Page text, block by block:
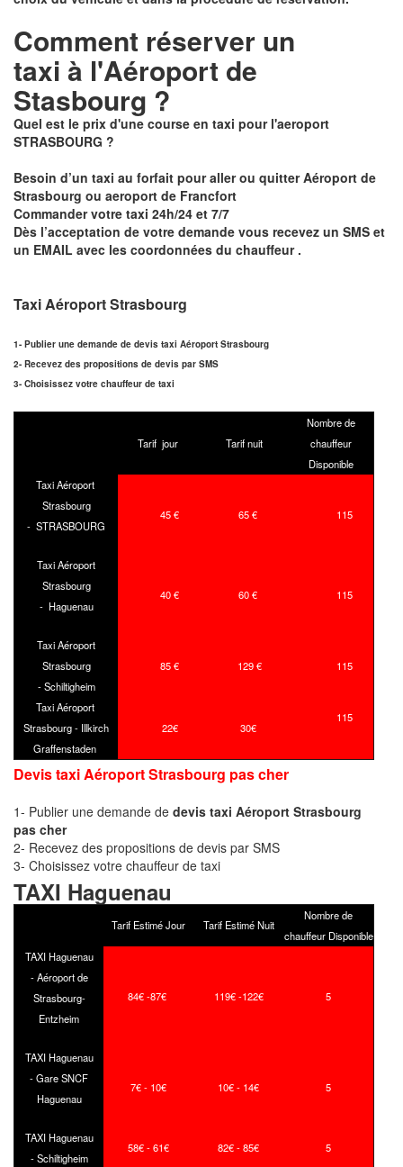
Comment réserver un
taxi à l'Aéroport de
Stasbourg ?
Quel est le prix d'une course en taxi pour l'aeroport
STRASBOURG ?
Besoin d’un taxi au forfait pour aller ou quitter Aéroport de
Strasbourg ou aeroport de Francfort
Commander votre taxi 24h/24 et 7/7
Dès l’acceptation de votre demande vous recevez un SMS et
un EMAIL avec les coordonnées du chauffeur .
Taxi Aéroport Strasbourg
1- Publier une demande de devis taxi Aéroport Strasbourg
2- Recevez des propositions de devis par SMS
3- Choisissez votre chauffeur de taxi
Tarif jour Tarif nuit
Nombre de
chauffeur
Disponible
Taxi Aéroport
Strasbourg
- STRASBOURG
45 € 65 € 115
Taxi Aéroport
Strasbourg
- Haguenau
40 € 60 € 115
Taxi Aéroport
Strasbourg
- Schiltigheim
85 € 129 € 115
Taxi Aéroport
Strasbourg - Illkirch
Graffenstaden
22€ 30€
115
Devis taxi Aéroport Strasbourg pas cher
1- Publier une demande de devis taxi Aéroport Strasbourg
pas cher
2- Recevez des propositions de devis par SMS
3- Choisissez votre chauffeur de taxi
TAXI Haguenau
Tarif Estimé Jour Tarif Estimé Nuit
Nombre de
chauffeur Disponible
TAXI Haguenau
- Aéroport de
Strasbourg-
Entzheim
84€ -87€ 119€ -122€ 5
TAXI Haguenau
- Gare SNCF
Haguenau
7€ - 10€ 10€ - 14€ 5
TAXI Haguenau
- Schiltigheim
58€ - 61€ 82€ - 85€ 5